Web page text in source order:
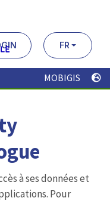
FR
MOBIGIS
à ses données et
Pour